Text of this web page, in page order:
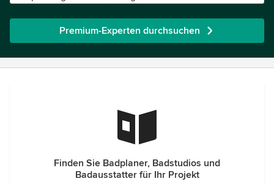
Premium-Experten durchsuchen
Finden Sie Badplaner, Badstudios und
Badausstatter für Ihr Projekt